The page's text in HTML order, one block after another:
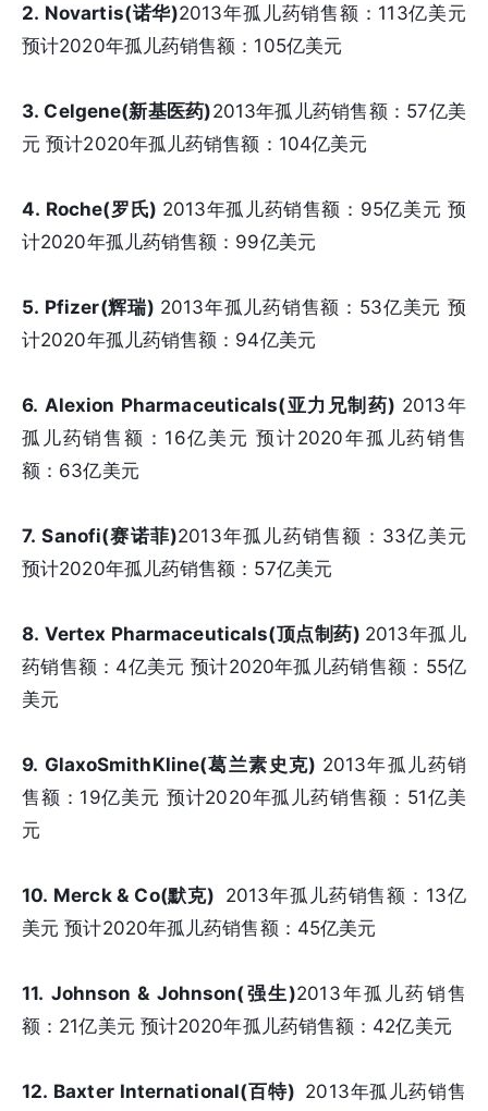
2. Novartis(诺华)2013年孤儿药销售额：113亿美元
预计2020年孤儿药销售额：105亿美元
3. Celgene(新基医药)2013年孤儿药销售额：57亿美
元 预计2020年孤儿药销售额：104亿美元
4. Roche(罗氏) 2013年孤儿药销售额：95亿美元 预
计2020年孤儿药销售额：99亿美元
5. Pfizer(辉瑞) 2013年孤儿药销售额：53亿美元 预
计2020年孤儿药销售额：94亿美元
6. Alexion Pharmaceuticals(亚力兄制药) 2013年
孤儿药销售额：16亿美元 预计2020年孤儿药销售
额：63亿美元
7. Sanofi(赛诺菲)2013年孤儿药销售额：33亿美元
预计2020年孤儿药销售额：57亿美元
8. Vertex Pharmaceuticals(顶点制药) 2013年孤儿
药销售额：4亿美元 预计2020年孤儿药销售额：55亿
美元
9. GlaxoSmithKline(葛兰素史克) 2013年孤儿药销
售额：19亿美元 预计2020年孤儿药销售额：51亿美
元
10. Merck & Co(默克) 2013年孤儿药销售额：13亿
美元 预计2020年孤儿药销售额：45亿美元
11. Johnson & Johnson(强生)2013年孤儿药销售
额：21亿美元 预计2020年孤儿药销售额：42亿美元
12. Baxter International(百特) 2013年孤儿药销售